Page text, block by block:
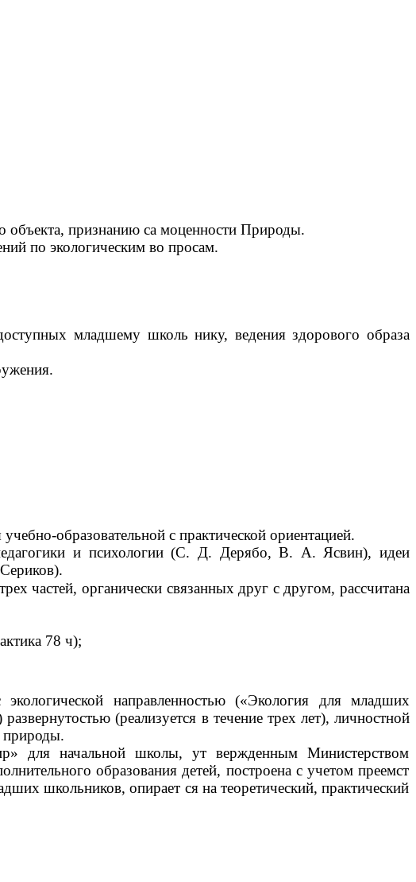
объекта, признанию са моценности Природы.
по экологическим во просам.
младшему школь нику, ведения здорового образа
образовательной с практической ориентацией.
педагогики и психологии (С. Д. Дерябо, В. А. Ясвин), идеи
частей, органически связанных друг с другом, рассчитана
78 ч);
направленностью («Экология для младших
(реализуется в течение трех лет), личностной
природы.
для начальной школы, ут вержденным Министерством
образования детей, построена с учетом преемст
школьников, опирает ся на теоретический, практический